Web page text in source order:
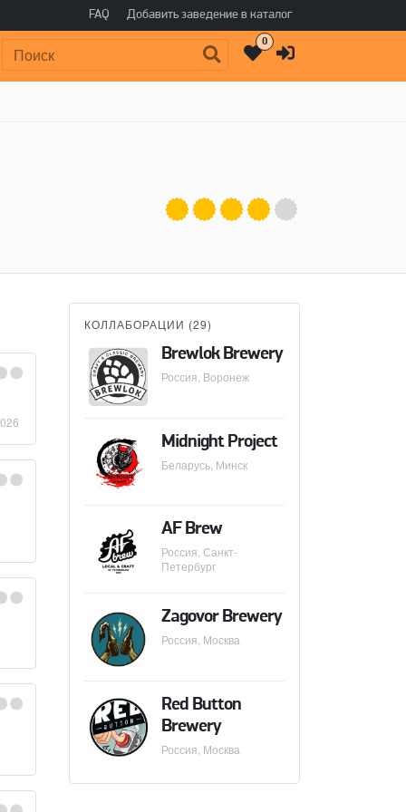
FAQ Добавить заведение в каталог
Поиск: 0
КОЛЛАБОРАЦИИ (29)
Brewlok Brewery
Россия, Воронеж
Midnight Project
Беларусь, Минск
AF Brew
Россия, Санкт-
Петербург
Zagovor Brewery
Россия, Москва
Red Button
Brewery
Россия, Москва